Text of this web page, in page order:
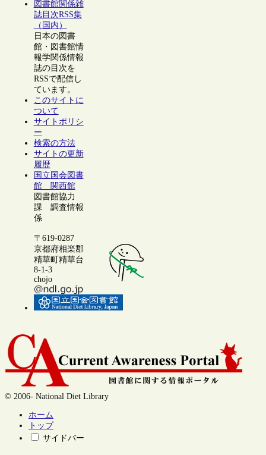
図書館関係雑
誌目次RSS集
（国内）
日本の図書
館・図書館情
報学関係情報
誌の目次を
RSSで配信し
ています。
このサイトに
ついて
サイトポリシ
ー
検索の方法
サイトの更新
履歴
国立国会図書
館 関西館
図書館協力
課 調査情報
係
〒619-0287
京都府相楽郡
精華町精華台
8-1-3
chojo
© 2006- National Diet Library
ホーム
トップ
サイドバー